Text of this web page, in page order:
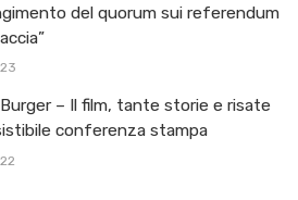
del quorum sui referendum
Burger – Il film, tante storie e risate
conferenza stampa